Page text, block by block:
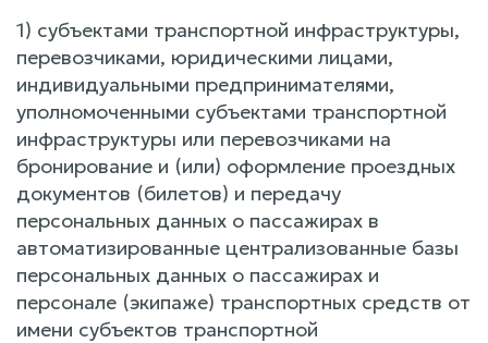
1) субъектами транспортной инфраструктуры,
перевозчиками, юридическими лицами,
индивидуальными предпринимателями,
уполномоченными субъектами транспортной
инфраструктуры или перевозчиками на
бронирование и (или) оформление проездных
документов (билетов) и передачу
персональных данных о пассажирах в
автоматизированные централизованные базы
персональных данных о пассажирах и
персонале (экипаже) транспортных средств от
имени субъектов транспортной